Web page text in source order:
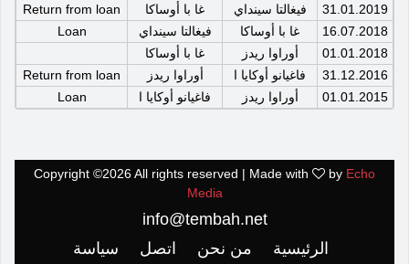
31.01.2019
فيغالتا سينداي غا با أوساكا
Return from loan
16.07.2018
غا با أوساكا فيغالتا سينداي
Loan
01.01.2018
أوراوا ريدز
غا با أوساكا
31.12.2016
فاغيانو أوكايا ا أوراوا ريدز
Return from loan
01.01.2015
أوراوا ريدز فاغيانو أوكايا ا Loan
Copyright ©2026 All rights reserved | Made with by Echo
Media
info@tembah.net
الرئيسية
من نحن اتصل
سياسة